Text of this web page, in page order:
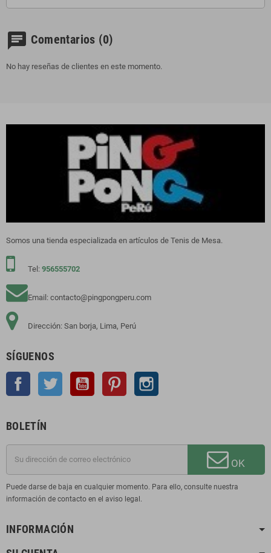
chat Comentarios (0)
No hay reseñas de clientes en este momento.
Somos una tienda especializada en artículos de Tenis de Mesa.
Tel: 956555702
Email: contacto@pingpongperu.com
Dirección: San borja, Lima, Perú
SÍGUENOS
Facebook Twitter YouTube Pinterest
BOLETÍN
OK
Puede darse de baja en cualquier momento. Para ello, consulte nuestra
información de contacto en el aviso legal.
INFORMACIÓN